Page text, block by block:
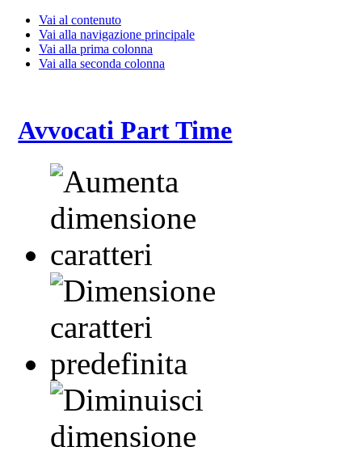
Vai al contenuto
Vai alla navigazione principale
Vai alla prima colonna
Vai alla seconda colonna
Avvocati Part Time